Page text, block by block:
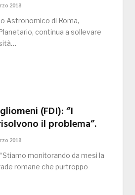
2018
Astronomico di Roma,
continua a sollevare
(FDI): “I
il problema”.
2018
monitorando da mesi la
romane che purtroppo